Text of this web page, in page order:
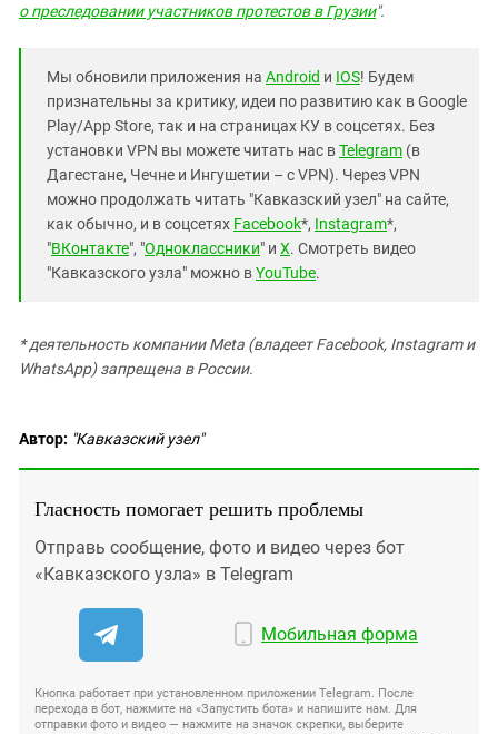
о преследовании участников протестов в Грузии".
Мы обновили приложения на Android и IOS! Будем
признательны за критику, идеи по развитию как в Google
Play/App Store, так и на страницах КУ в соцсетях. Без
установки VPN вы можете читать нас вTelegram (в
Дагестане, Чечне и Ингушетии – с VPN). Через VPN
можно продолжать читать "Кавказский узел" на сайте,
как обычно, и в соцсетях Facebook*, Instagram*,
"ВКонтакте", "Одноклассники" и X. Смотреть видео
"Кавказского узла" можно вYouTube.
* деятельность компании Meta (владеет Facebook, Instagram и
WhatsApp) запрещена в России.
Автор: "Кавказский узел"
Гласность помогает решить проблемы
Отправь сообщение, фото и видео через бот
«Кавказского узла» в Telegram
Мобильная форма
Кнопка работает при установленном приложении Telegram. После
перехода в бот, нажмите на «Запустить бота» и напишите нам. Для
отправки фото и видео — нажмите на значок скрепки, выберите